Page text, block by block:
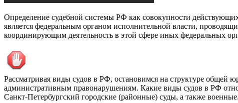
Определение судебной системы РФ как совокупности
является федеральным органом исполнительной власти,
координирующим деятельность в этой сфере иных федеральных
Рассматривая виды судов в РФ, остановимся на структуре общей
административным правонарушениям. Какие виды судов в РФ
Санкт-Петербургский городские (районные) суды, а также военные.